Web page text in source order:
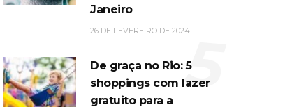
Janeiro
26 DE FEVEREIRO DE 2024
De graça no Rio: 5
shoppings com lazer
gratuito para a
5